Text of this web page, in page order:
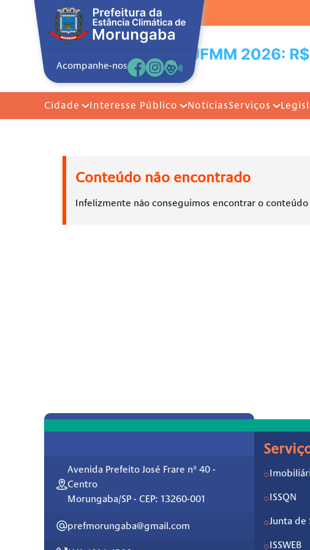
Acompanhe-nos
Cidade Interesse Público NotíciasServiços
Conteúdo não encontrado
Infelizmente não conseguimos encontrar o
Avenida Prefeito José Frare nº 40 -
Centro
Morungaba/SP - CEP: 13260-001
prefmorungaba@gmail.com
○
○ ISSQN
○Junta de
○ ISSWEB